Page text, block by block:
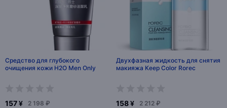
Средство для глубокого
очищения кожи H2O Men Only
157 ¥ 2 198 ₽
Двухфазная жидкость для снятия
макияжа Keep Color Rorec
158 ¥ 2 212 ₽